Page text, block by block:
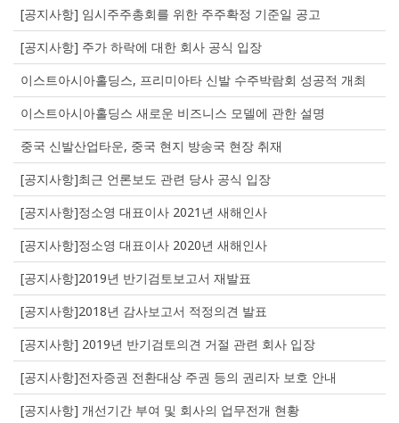
[공지사항] 임시주주총회를 위한 주주확정 기준일 공고
[공지사항] 주가 하락에 대한 회사 공식 입장
이스트아시아홀딩스, 프리미아타 신발 수주박람회 성공적 개최
이스트아시아홀딩스 새로운 비즈니스 모델에 관한 설명
중국 신발산업타운, 중국 현지 방송국 현장 취재
[공지사항]최근 언론보도 관련 당사 공식 입장
[공지사항]정소영 대표이사 2021년 새해인사
[공지사항]정소영 대표이사 2020년 새해인사
[공지사항]2019년 반기검토보고서 재발표
[공지사항]2018년 감사보고서 적정의견 발표
[공지사항] 2019년 반기검토의견 거절 관련 회사 입장
[공지사항]전자증권 전환대상 주권 등의 권리자 보호 안내
[공지사항] 개선기간 부여 및 회사의 업무전개 현황